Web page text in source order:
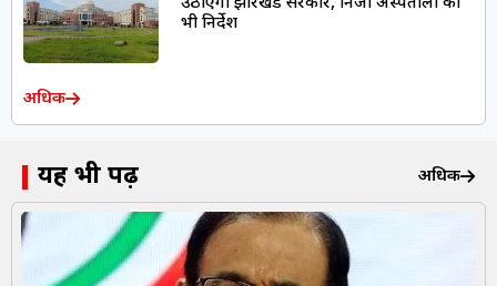
भी निर्देश
अधिक
यह भी पढ़ें अधिक